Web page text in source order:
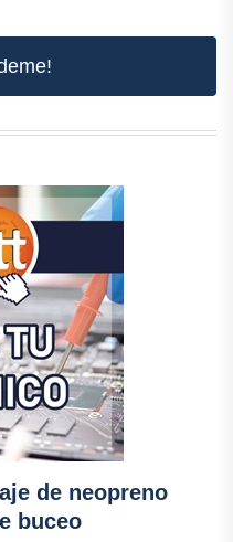
de neopreno
buceo